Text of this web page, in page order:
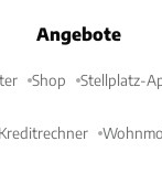
Angebote
Shop Stellplatz-